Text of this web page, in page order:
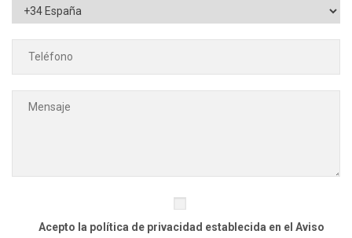
Acepto la política de privacidad establecida en el Aviso